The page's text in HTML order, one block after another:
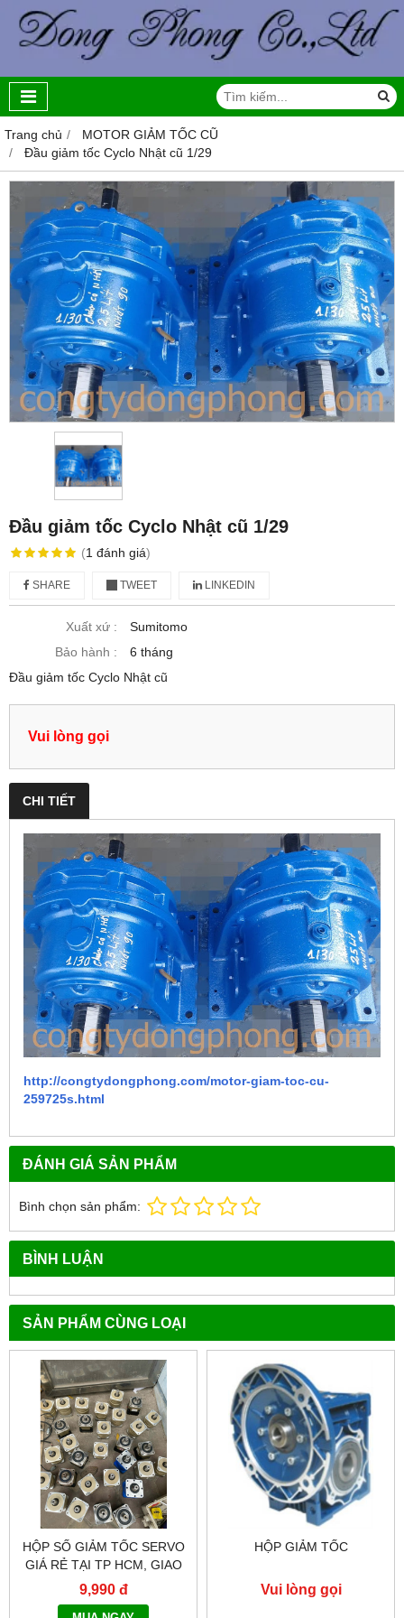
Trang chủ
MOTOR GIẢM TỐC CŨ
Đầu giảm tốc Cyclo Nhật cũ 1/29
Đầu giảm tốc Cyclo Nhật cũ 1/29
(1 đánh giá)
SHARE TWEET LINKEDIN
Xuất xứ :
Sumitomo
Bảo hành :
6 tháng
Đầu giảm tốc Cyclo Nhật cũ
Vui lòng gọi
CHI TIẾT
http://congtydongphong.com/motor-giam-toc-cu-
259725s.html
ĐÁNH GIÁ SẢN PHẨM
Bình chọn sản phẩm:
BÌNH LUẬN
SẢN PHẨM CÙNG LOẠI
HỘP SỐ GIẢM TỐC SERVO
GIÁ RẺ TẠI TP HCM, GIAO
HÀNG TOÀN QUỐC NHANH
CHÓNG - 0917.882.099
9,990 đ
HỘP GIẢM TỐC
Vui lòng gọi